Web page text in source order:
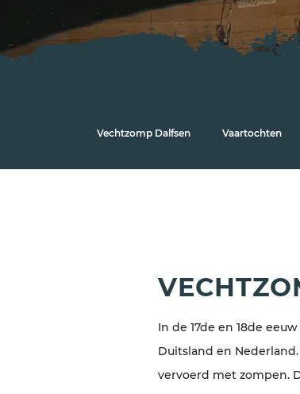
Vechtzomp Dalfsen Vaartochten
In de 17de en 18de
Duitsland en
vervoerd met zompen.